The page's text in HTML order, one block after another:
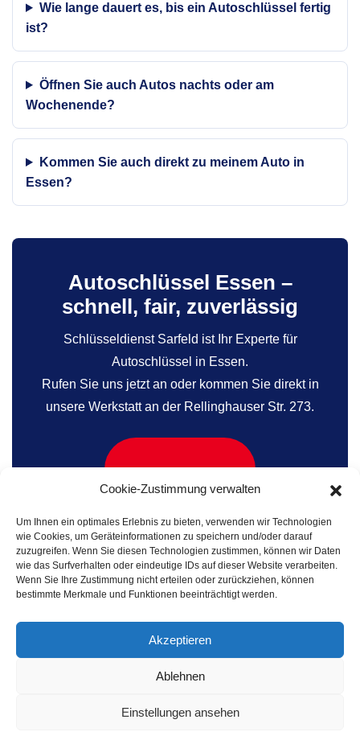
Cookie-Zustimmung verwalten
Um Ihnen ein optimales Erlebnis zu bieten, verwenden wir Technologien
wie Cookies, um Geräteinformationen zu speichern und/oder darauf
zuzugreifen. Wenn Sie diesen Technologien zustimmen, können wir Daten
wie das Surfverhalten oder eindeutige IDs auf dieser Website verarbeiten.
Wenn Sie Ihre Zustimmung nicht erteilen oder zurückziehen, können
bestimmte Merkmale und Funktionen beeinträchtigt werden.
Akzeptieren
Ablehnen
Einstellungen ansehen
Wie lange dauert es, bis ein Autoschlüssel fertig
ist?
Öffnen Sie auch Autos nachts oder am
Wochenende?
Kommen Sie auch direkt zu meinem Auto in
Essen?
Autoschlüssel Essen –
schnell, fair, zuverlässig
Schlüsseldienst Sarfeld ist Ihr Experte für
Autoschlüssel in Essen.
Rufen Sie uns jetzt an oder kommen Sie direkt in
unsere Werkstatt an der Rellinghauser Str. 273.
WhatsApp Notdienst
Rellinghauser Str. 273 · 45136 Essen ·